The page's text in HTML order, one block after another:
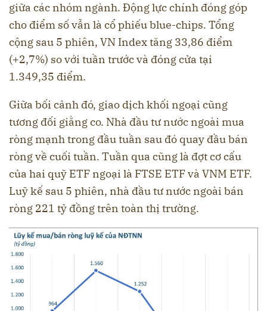
giữa các nhóm ngành. Động lực chính đóng góp
cho điểm số vẫn là cổ phiếu blue-chips. Tổng
cộng sau 5 phiên, VN Index tăng 33,86 điểm
(+2,7%) so với tuần trước và đóng cửa tại
1.349,35 điểm.
Giữa bối cảnh đó, giao dịch khối ngoại cũng
tương đối giằng co. Nhà đầu tư nước ngoài mua
ròng mạnh trong đầu tuần sau đó quay đầu bán
ròng về cuối tuần. Tuần qua cũng là đợt cơ cấu
của hai quỹ ETF ngoại là FTSE ETF và VNM ETF.
Luỹ kế sau 5 phiên, nhà đầu tư nước ngoài bán
ròng 221 tỷ đồng trên toàn thị trường.